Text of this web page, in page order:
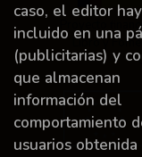
Proyecto
Libro y
caso, el editor
incluido en una
(publicitarias) y
que almacenan
información del
comportamiento
usuarios obtenida